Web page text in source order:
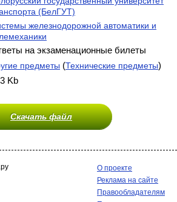
(БелГУТ)
железнодорожной автоматики и
на экзаменационные билеты
предметы (Технические предметы)
Kb
Скачать файл
О проекте
Реклама на сайте
Правообладателям